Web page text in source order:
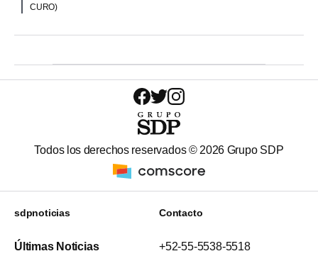
CURO)
Todos los derechos reservados © 2026 Grupo SDP
sdpnoticias
Últimas Noticias
Contacto
+52-55-5538-5518